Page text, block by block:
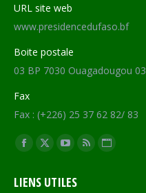
URL site web
www.presidencedufaso.bf
Boite postale
03 BP 7030 Ouagadougou 03
Fax
Fax : (+226) 25 37 62 82/ 83
Trouvez nous sur :
Facebook
opens
X
opens
YouTube
opens
RSS Site
LIENS UTILES